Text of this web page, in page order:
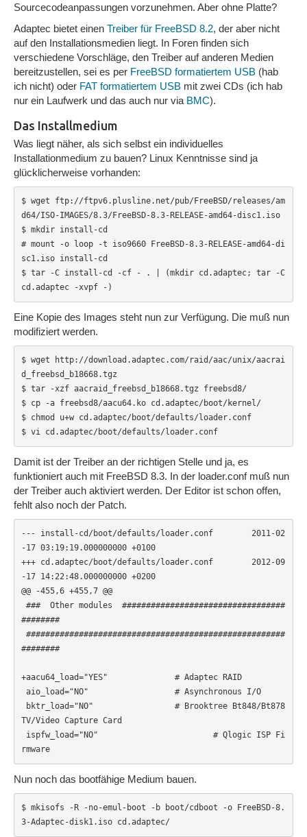
Sourcecodeanpassungen vorzunehmen. Aber ohne Platte?
Adaptec bietet einen Treiber für FreeBSD 8.2, der aber nicht
auf den Installationsmedien liegt. In Foren finden sich
verschiedene Vorschläge, den Treiber auf anderen Medien
bereitzustellen, sei es per FreeBSD formatiertem USB (hab
ich nicht) oder FAT formatiertem USB mit zwei CDs (ich hab
nur ein Laufwerk und das auch nur via BMC).
Das Installmedium
Was liegt näher, als sich selbst ein individuelles
Installationmedium zu bauen? Linux Kenntnisse sind ja
glücklicherweise vorhanden:
$ wget ftp://ftpv6.plusline.net/pub/FreeBSD/releases/am
d64/ISO-IMAGES/8.3/FreeBSD-8.3-RELEASE-amd64-disc1.iso
$ mkdir install-cd
# mount -o loop -t iso9660 FreeBSD-8.3-RELEASE-amd64-di
sc1.iso install-cd
$ tar -C install-cd -cf - . | (mkdir cd.adaptec; tar -C
cd.adaptec -xvpf -)
Eine Kopie des Images steht nun zur Verfügung. Die muß nun
modifiziert werden.
$ wget http://download.adaptec.com/raid/aac/unix/aacrai
d_freebsd_b18668.tgz
$ tar -xzf aacraid_freebsd_b18668.tgz freebsd8/
$ cp -a freebsd8/aacu64.ko cd.adaptec/boot/kernel/
$ chmod u+w cd.adaptec/boot/defaults/loader.conf
$ vi cd.adaptec/boot/defaults/loader.conf
Damit ist der Treiber an der richtigen Stelle und ja, es
funktioniert auch mit FreeBSD 8.3. In der loader.conf muß nun
der Treiber auch aktiviert werden. Der Editor ist schon offen,
fehlt also noch der Patch.
--- install-cd/boot/defaults/loader.conf        2011-02
-17 03:19:19.000000000 +0100
+++ cd.adaptec/boot/defaults/loader.conf        2012-09
-17 14:22:48.000000000 +0200
@@ -455,6 +455,7 @@
###  Other modules  ##################################
########
######################################################
########
+aacu64_load="YES"              # Adaptec RAID
aio_load="NO"                  # Asynchronous I/O
bktr_load="NO"                 # Brooktree Bt848/Bt878
TV/Video Capture Card
ispfw_load="NO"                        # Qlogic ISP Fi
rmware
Nun noch das bootfähige Medium bauen.
$ mkisofs -R -no-emul-boot -b boot/cdboot -o FreeBSD-8.
3-Adaptec-disk1.iso cd.adaptec/